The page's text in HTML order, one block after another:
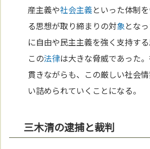
産主義や社会主義といった体制
る思想が取り締まりの対象とな
に自由や民主主義を強く支持する
この法律は大きな脅威であった
貫きながらも、この厳しい社会
い詰められていくことになる。
三木清の逮捕と裁判